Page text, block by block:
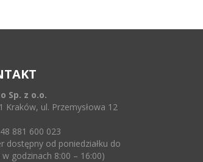
Sp. z o.o.
Kraków, ul. Przemysłowa 12
881 600 023
dostępny od poniedziałku do
w godzinach 8:00 – 16:00)